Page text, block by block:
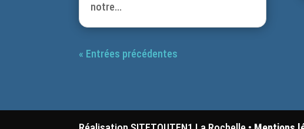
notre...
« Entrées précédentes